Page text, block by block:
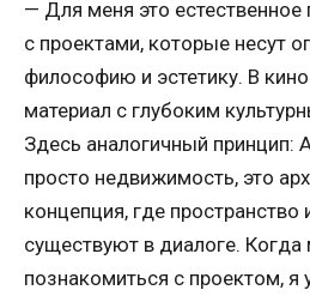
— Для меня это
с проектами, которые несут
философию и эстетику. В
материал с глубоким
Здесь аналогичный принцип:
просто недвижимость, это
концепция, где пространство
существуют в диалоге. Когда
познакомиться с проектом, я